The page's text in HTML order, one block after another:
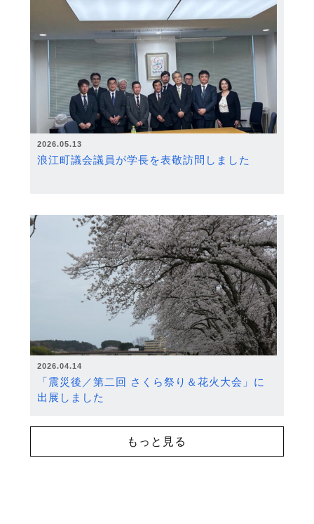
2026.05.13
浪江町議会議員が学長を表敬訪問しました
2026.04.14
「震災後／第二回 さくら祭り＆花火大会」に
出展しました
もっと見る